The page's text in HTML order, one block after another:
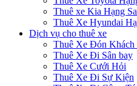
Thuê xe Kia Hạng
Thuê Xe Hyundai
Dịch vụ cho thuê xe
Thuê Xe Đón
Thuê Xe Đi Sân bay
Thuê Xe Cưới Hỏi
Thuê Xe Đi Sự Kiện